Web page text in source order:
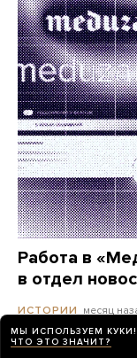
Работа в
в отдел
ИСТОРИИ месяц
МЫ ИСПОЛЬЗУЕМ КУКИ!
ЧТО ЭТО ЗНАЧИТ?